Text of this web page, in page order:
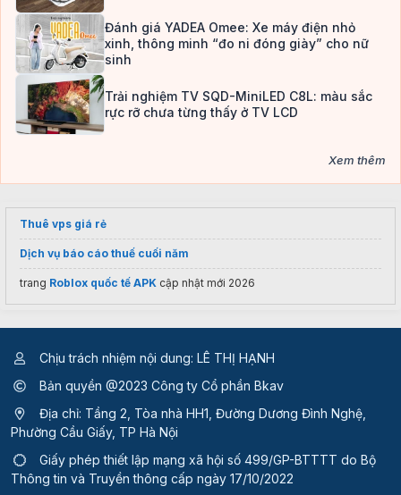
Đánh giá YADEA Omee: Xe máy điện nhỏ
xinh, thông minh “đo ni đóng giày” cho nữ
sinh
Trải nghiệm TV SQD-MiniLED C8L: màu sắc
rực rỡ chưa từng thấy ở TV LCD
Xem thêm
Thuê vps giá rẻ
Dịch vụ báo cáo thuế cuối năm
trang Roblox quốc tế APK cập nhật mới 2026
Chịu trách nhiệm nội dung: LÊ THỊ HẠNH
Bản quyền @2023 Công ty Cổ phần Bkav
Địa chỉ: Tầng 2, Tòa nhà HH1, Đường Dương Đình Nghệ,
Phường Cầu Giấy, TP Hà Nội
Giấy phép thiết lập mạng xã hội số 499/GP-BTTTT do Bộ
Thông tin và Truyền thông cấp ngày 17/10/2022